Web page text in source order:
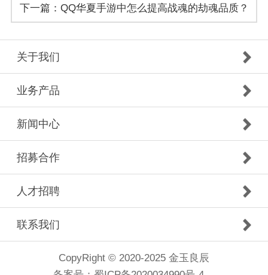
下一篇：QQ华夏手游中怎么提高战魂的劫魂品质？
关于我们
业务产品
新闻中心
招募合作
人才招聘
联系我们
CopyRight © 2020-2025 金玉良辰